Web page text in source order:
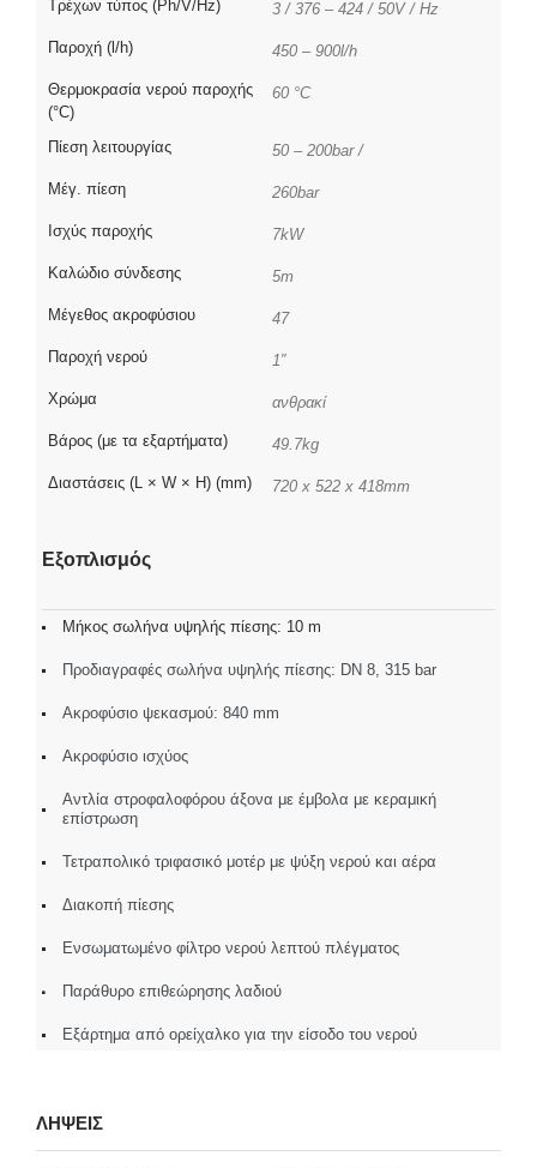
Τρέχων τύπος (Ph/V/Hz) 3 / 376 – 424 / 50V / Hz
Παροχή (l/h) 450 – 900l/h
Θερμοκρασία νερού παροχής
(°C)
60 °C
Πίεση λειτουργίας 50 – 200bar /
Μέγ. πίεση 260bar
Ισχύς παροχής 7kW
Καλώδιο σύνδεσης 5m
Μέγεθος ακροφύσιου 47
Παροχή νερού 1″
Χρώμα ανθρακί
Βάρος (με τα εξαρτήματα) 49.7kg
Διαστάσεις (L × W × H) (mm) 720 x 522 x 418mm
Εξοπλισμός
Μήκος σωλήνα υψηλής πίεσης: 10 m
Προδιαγραφές σωλήνα υψηλής πίεσης: DN 8, 315 bar
Ακροφύσιο ψεκασμού: 840 mm
Ακροφύσιο ισχύος
Αντλία στροφαλοφόρου άξονα με έμβολα με κεραμική
επίστρωση
Τετραπολικό τριφασικό μοτέρ με ψύξη νερού και αέρα
Διακοπή πίεσης
Ενσωματωμένο φίλτρο νερού λεπτού πλέγματος
Παράθυρο επιθεώρησης λαδιού
Εξάρτημα από ορείχαλκο για την είσοδο του νερού
ΛΗΨΕΙΣ